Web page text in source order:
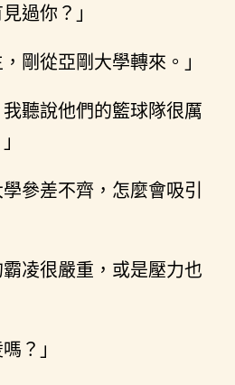
過你？」
，剛從亞剛大學轉來。」
我聽說他們的籃球隊很厲
學參差不齊，怎麼會吸引
霸凌很嚴重，或是壓力也
？」